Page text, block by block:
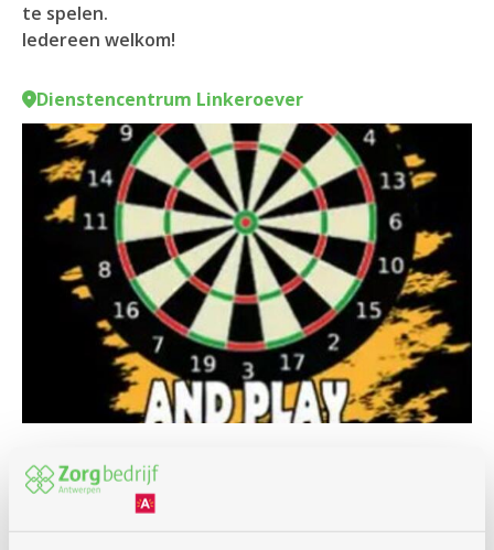
te spelen.
Iedereen welkom!
Dienstencentrum Linkeroever
Spel